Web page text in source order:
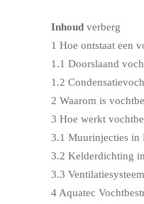
Inhoud verberg
1 Hoe ontstaat een
1.1 Doorslaand
1.2
2 Waarom is
3 Hoe werkt
3.1 Muurinjecties in
3.2 Kelderdichting
3.3
4 Aquatec